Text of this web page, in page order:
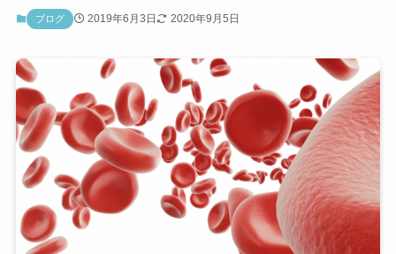
ブログ 2019年6月3日 2020年9月5日